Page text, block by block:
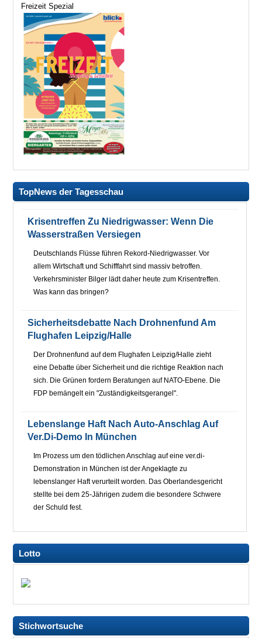
Freizeit Spezial
TopNews der Tagesschau
Krisentreffen Zu Niedrigwasser: Wenn Die
Wasserstraßen Versiegen
Deutschlands Flüsse führen Rekord-Niedrigwasser. Vor
allem Wirtschaft und Schifffahrt sind massiv betroffen.
Verkehrsminister Bilger lädt daher heute zum Krisentreffen.
Was kann das bringen?
Sicherheitsdebatte Nach Drohnenfund Am
Flughafen Leipzig/Halle
Der Drohnenfund auf dem Flughafen Leipzig/Halle zieht
eine Debatte über Sicherheit und die richtige Reaktion nach
sich. Die Grünen fordern Beratungen auf NATO-Ebene. Die
FDP bemängelt ein "Zuständigkeitsgerangel".
Lebenslange Haft Nach Auto-Anschlag Auf
Ver.di-Demo In München
Im Prozess um den tödlichen Anschlag auf eine ver.di-
Demonstration in München ist der Angeklagte zu
lebenslanger Haft verurteilt worden. Das Oberlandesgericht
stellte bei dem 25-Jährigen zudem die besondere Schwere
der Schuld fest.
Lotto
Stichwortsuche